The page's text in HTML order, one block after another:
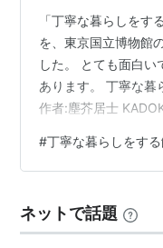
「丁寧な暮らしをす
を、東京国立博物館
した。 とても面白い
あります。 丁寧な暮
作者:塵芥居士
ころに生まれ変わっ
うな様子で、痩せて
は、飢えていても食
でも苦しんでいます
#丁寧な暮らしをす
ネットで話題